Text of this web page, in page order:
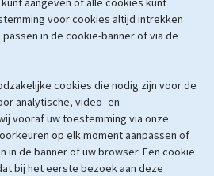
voor cookies altijd intrekken
in de cookie-banner of via de
cookies die nodig zijn voor de
analytische, video- en
vooraf uw toestemming via onze
op elk moment aanpassen of
in de banner of uw browser. Een cookie
bij het eerste bezoek aan deze